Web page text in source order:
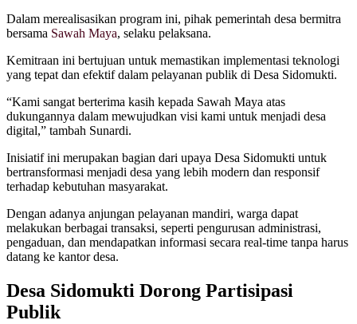
Dalam merealisasikan program ini, pihak pemerintah desa bermitra
bersama Sawah Maya, selaku pelaksana.
Kemitraan ini bertujuan untuk memastikan implementasi teknologi
yang tepat dan efektif dalam pelayanan publik di Desa Sidomukti.
“Kami sangat berterima kasih kepada Sawah Maya atas
dukungannya dalam mewujudkan visi kami untuk menjadi desa
digital,” tambah Sunardi.
Inisiatif ini merupakan bagian dari upaya Desa Sidomukti untuk
bertransformasi menjadi desa yang lebih modern dan responsif
terhadap kebutuhan masyarakat.
Dengan adanya anjungan pelayanan mandiri, warga dapat
melakukan berbagai transaksi, seperti pengurusan administrasi,
pengaduan, dan mendapatkan informasi secara real-time tanpa harus
datang ke kantor desa.
Desa Sidomukti Dorong Partisipasi
Publik